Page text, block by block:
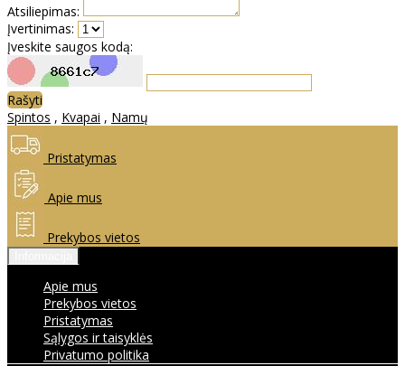
Atsiliepimas:
Įvertinimas:
Įveskite saugos kodą:
Rašyti
Spintos , Kvapai , Namų
Pristatymas
Apie mus
Prekybos vietos
Apie mus
Prekybos vietos
Pristatymas
Sąlygos ir taisyklės
Privatumo politika